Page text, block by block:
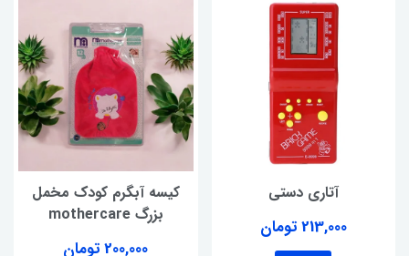
آتاری دستی
213,000 تومان
کیسه آبگرم کودک مخمل
بزرگ mothercare
200,000 تومان